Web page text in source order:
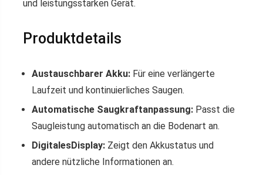
und leistungsstarken Gerät.
Produktdetails
Austauschbarer Akku: Für eine verlängerte
Laufzeit und kontinuierliches Saugen.
Automatische Saugkraftanpassung: Passt die
Saugleistung automatisch an die Bodenart an.
DigitalesDisplay: Zeigt den Akkustatus und
andere nützliche Informationen an.